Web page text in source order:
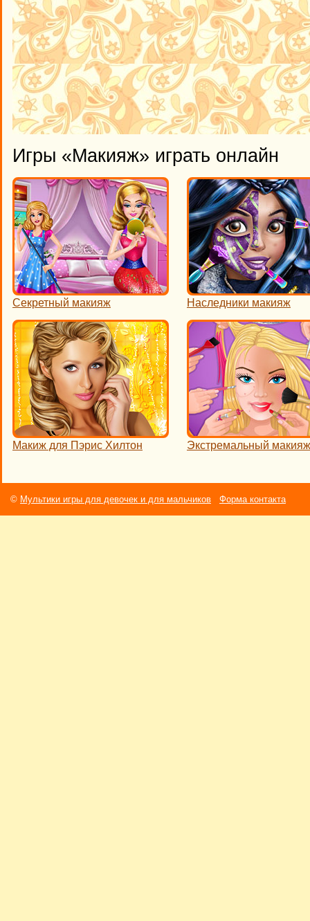
Игры «Макияж» играть онлайн
Секретный макияж Наследники макияж
Макиж для Пэрис Хилтон Экстремальный макияж
© Мультики игры для девочек и для мальчиков Форма контакта